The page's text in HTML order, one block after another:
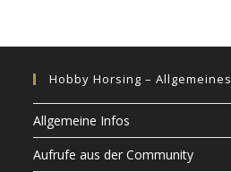
Hobby Horsing – Allgemeines
Allgemeine Infos
Aufrufe aus der Community